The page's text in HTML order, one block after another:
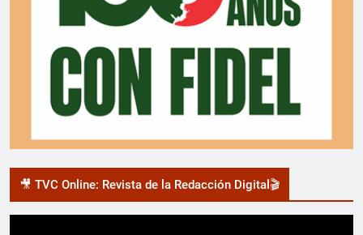
🎥 TVC Online: Revista de la Redacción Digital🎬